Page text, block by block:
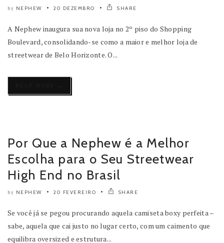
by NEPHEW 20 DEZEMBRO SHARE
A Nephew inaugura sua nova loja no 2º piso do Shopping
Boulevard, consolidando-se como a maior e melhor loja de
streetwear de Belo Horizonte. O...
Por Que a Nephew é a Melhor
Escolha para o Seu Streetwear
High End no Brasil
by NEPHEW 20 FEVEREIRO SHARE
Se você já se pegou procurando aquela camiseta boxy perfeita –
sabe, aquela que cai justo no lugar certo, com um caimento que
equilibra oversized e estrutura...